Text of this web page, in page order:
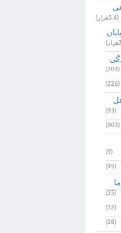
(5.4هزار)
(204)
(226)
(93)
(903)
(9)
(95)
(55)
(52)
(28)